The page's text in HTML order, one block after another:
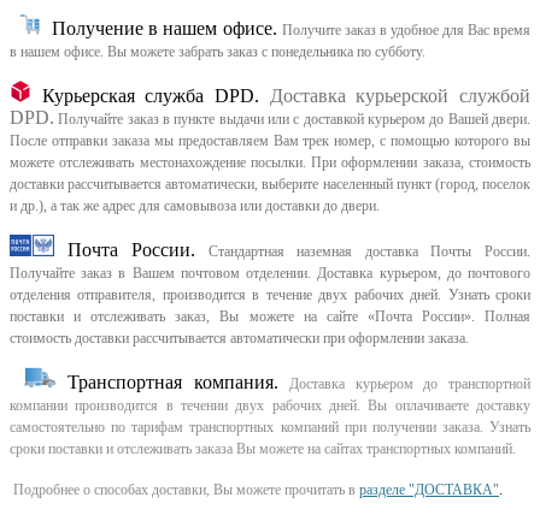
Получение в нашем офисе. Получите заказ в удобное для Вас время
в нашем офисе. Вы можете забрать заказ с понедельника по субботу.
Курьерская служба DPD.
Доставка курьерской службой
DPD. Получайте заказ в пункте выдачи или с доставкой курьером до Вашей двери.
После отправки заказа мы предоставляем Вам трек номер, с помощью которого вы
можете отслеживать местонахождение посылки. При оформлении заказа, стоимость
доставки рассчитывается автоматически, выберите населенный пункт (город, поселок
и др.), а так же адрес для самовывоза или доставки до двери.
Почта России.
Стандартная наземная доставка Почты России.
Получайте заказ в Вашем почтовом отделении. Доставка курьером, до почтового
отделения отправителя, производится в течение двух рабочих дней. Узнать сроки
поставки и отслеживать заказ, Вы можете на сайте «Почта России». Полная
стоимость доставки рассчитывается автоматически при оформлении заказа.
Транспортная компания.
Доставка курьером до транспортной
компании производится в течении двух рабочих дней. Вы оплачиваете доставку
самостоятельно по тарифам транспортных компаний при получении заказа. Узнать
сроки поставки и отслеживать заказа Вы можете на сайтах транспортных компаний.
Подробнее о способах доставки, Вы можете прочитать в разделе "ДОСТАВКА".